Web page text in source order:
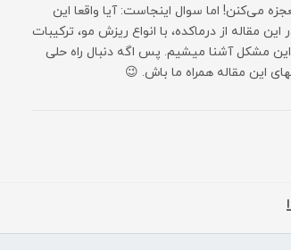
می‌کنن! اما سوال اینجاست: آیا واقعا این
مقاله از درماکده، با انواع ریزش مو، ترکیبات
این مشکل آشنا میشیم. پس اگه دنبال راه حلی
این مقاله همراه ما باش. 😉